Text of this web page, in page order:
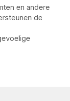
en andere
de